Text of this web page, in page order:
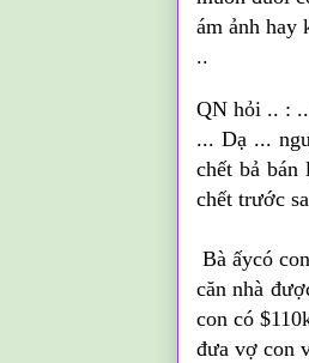
ám ảnh hay
..
QNhỏi .. : ..
... Dạ ...
chết bả
chết trước
Bà ấycó
căn nhà
con có
đưa vợ con